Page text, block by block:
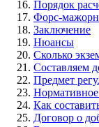
Порядок
Форс-
Заключение
Нюансы
Сколько
Составляем
Предмет
Как
Договор о